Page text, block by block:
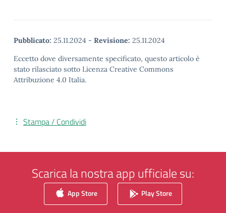
Pubblicato: 25.11.2024 - Revisione: 25.11.2024
Eccetto dove diversamente specificato, questo articolo è
stato rilasciato sotto Licenza Creative Commons
Attribuzione 4.0 Italia.
Stampa / Condividi
Scarica la nostra app ufficiale su:
App Store Play Store